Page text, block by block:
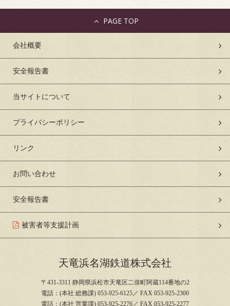
会社概要
安全報告書
当サイトについて
プライバシーポリシー
リンク
お問い合わせ
安全報告書
被害者等支援計画
天竜浜名湖鉄道株式会社
〒431-3311 静岡県浜松市天竜区二俣町阿蔵114番地の2
電話：(本社 総務課) 053-925-6125／ FAX 053-925-2300
電話：(本社 営業課) 053-925-2276／ FAX 053-925-2277
PAGE TOP